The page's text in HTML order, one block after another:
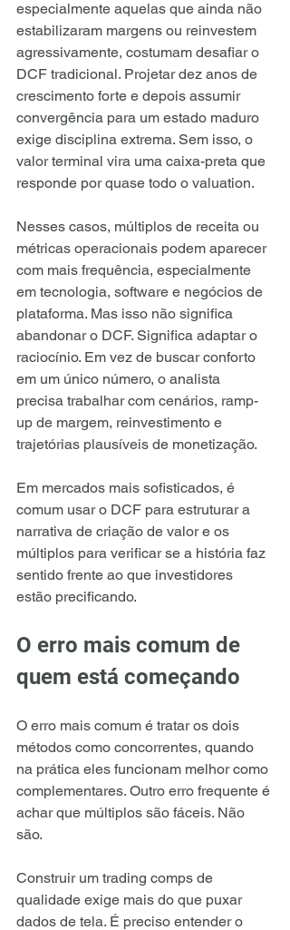
especialmente aquelas que ainda não
estabilizaram margens ou reinvestem
agressivamente, costumam desafiar o
DCF tradicional. Projetar dez anos de
crescimento forte e depois assumir
convergência para um estado maduro
exige disciplina extrema. Sem isso, o
valor terminal vira uma caixa-preta que
responde por quase todo o valuation.
Nesses casos, múltiplos de receita ou
métricas operacionais podem aparecer
com mais frequência, especialmente
em tecnologia, software e negócios de
plataforma. Mas isso não significa
abandonar o DCF. Significa adaptar o
raciocínio. Em vez de buscar conforto
em um único número, o analista
precisa trabalhar com cenários, ramp-
up de margem, reinvestimento e
trajetórias plausíveis de monetização.
Em mercados mais sofisticados, é
comum usar o DCF para estruturar a
narrativa de criação de valor e os
múltiplos para verificar se a história faz
sentido frente ao que investidores
estão precificando.
O erro mais comum de
quem está começando
O erro mais comum é tratar os dois
métodos como concorrentes, quando
na prática eles funcionam melhor como
complementares. Outro erro frequente é
achar que múltiplos são fáceis. Não
são.
Construir um trading comps de
qualidade exige mais do que puxar
dados de tela. É preciso entender o